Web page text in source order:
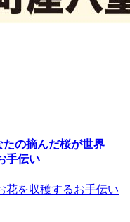
たの摘んだ桜が世界
手伝い
花を収穫するお手伝い